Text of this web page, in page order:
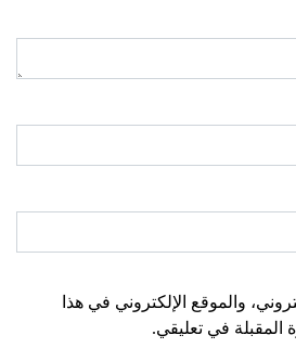
والموقع الإلكتروني في هذا
المقبلة في تعليقي.